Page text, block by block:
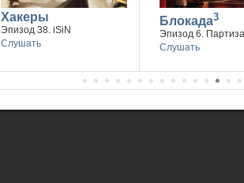
Хакеры
Эпизод 38. iSiN
Слушать
Блокада3
Эпизод 6.
Слушать